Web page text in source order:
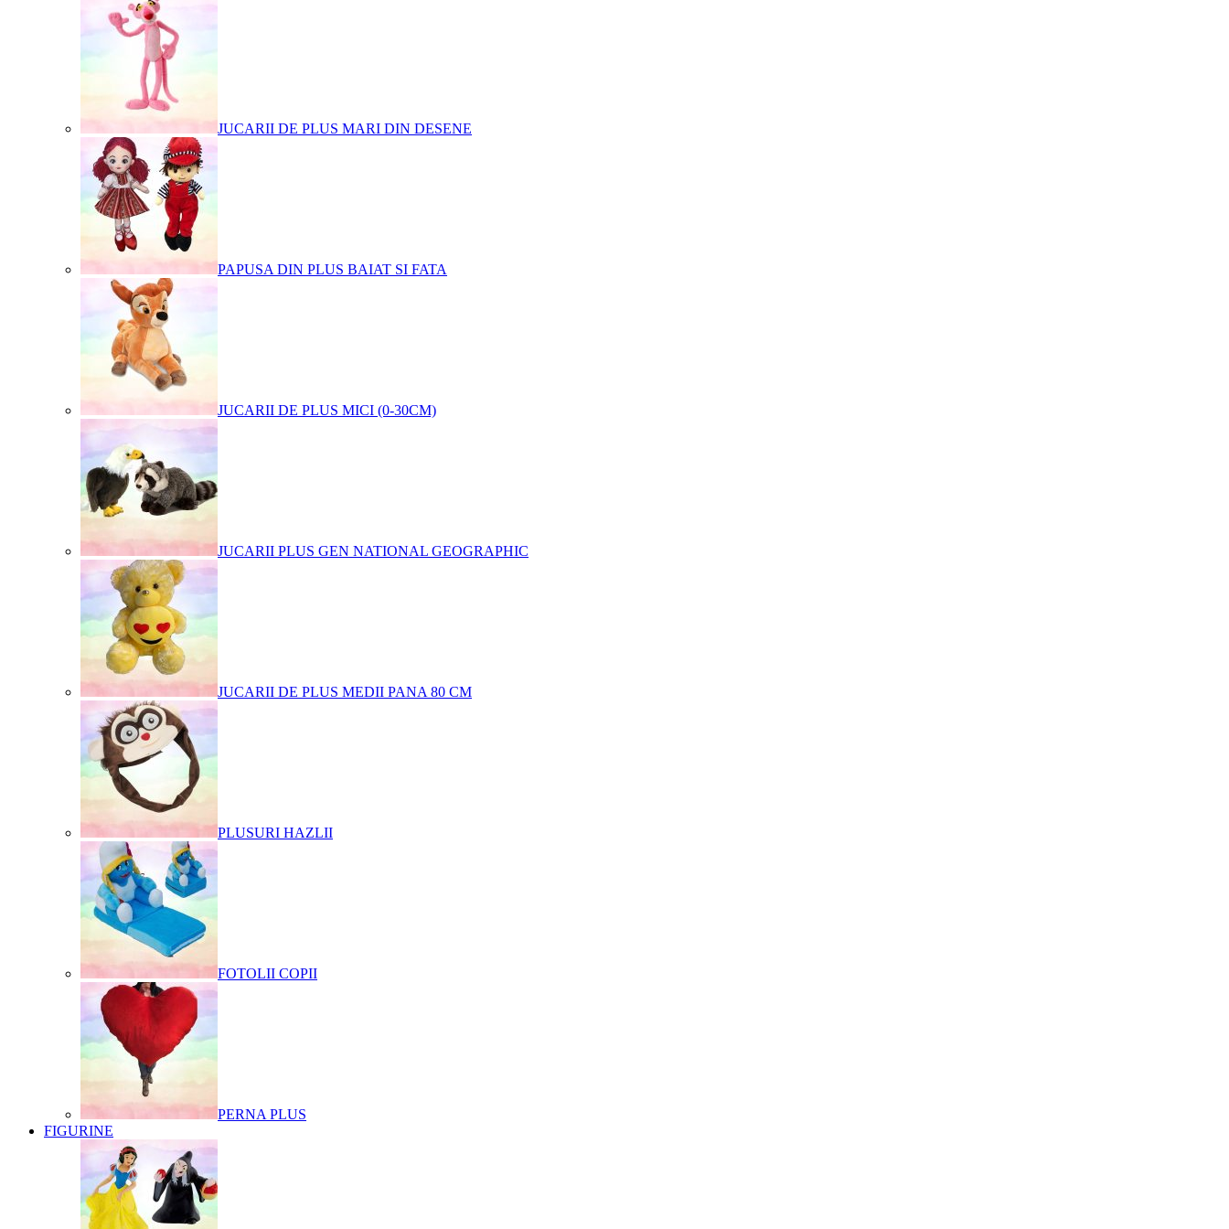
JUCARII DE PLUS MARI DIN DESENE
PAPUSA DIN PLUS BAIAT SI FATA
JUCARII DE PLUS MICI (0-30CM)
JUCARII PLUS GEN NATIONAL GEOGRAPHIC
JUCARII DE PLUS MEDII PANA 80 CM
PLUSURI HAZLII
FOTOLII COPII
PERNA PLUS
FIGURINE